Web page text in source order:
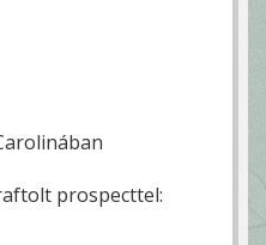
prospecttel: